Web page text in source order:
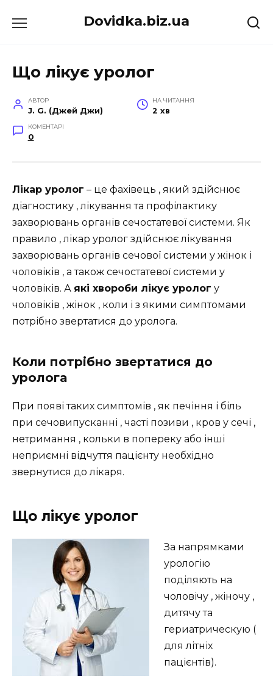
до
Dovidka.biz.ua
Що лікує уролог
АВТОР
J. G. (Джей Джи)
НА ЧИТАННЯ
2 хв
КОМЕНТАРІ
0
Лікар уролог – це фахівець , який здійснює
діагностику , лікування та профілактику
захворювань органів сечостатевої системи. Як
правило , лікар уролог здійснює лікування
захворювань органів сечової системи у жінок і
чоловіків , а також сечостатевої системи у
чоловіків. А які хвороби лікує уролог у
чоловіків , жінок , коли і з якими симптомами
потрібно звертатися до уролога.
Коли потрібно звертатися до
уролога
При появі таких симптомів , як печіння і біль
при сечовипусканні , часті позиви , кров у сечі ,
нетримання , кольки в попереку або інші
неприємні відчуття пацієнту необхідно
звернутися до лікаря.
Що лікує уролог
За напрямками
урологію
поділяють на
чоловічу , жіночу ,
дитячу та
гериатрическую (
для літніх
пацієнтів).